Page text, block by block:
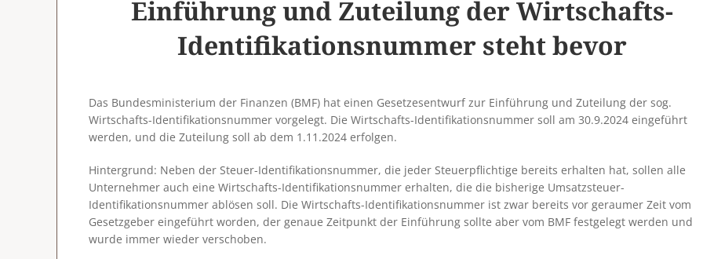
Einführung und Zuteilung der Wirtschafts-
Identifikationsnummer steht bevor
Das Bundesministerium der Finanzen (BMF) hat einen Gesetzesentwurf zur Einführung und Zuteilung der sog.
Wirtschafts-Identifikationsnummer vorgelegt. Die Wirtschafts-Identifikationsnummer soll am 30.9.2024 eingeführt
werden, und die Zuteilung soll ab dem 1.11.2024 erfolgen.
Hintergrund: Neben der Steuer-Identifikationsnummer, die jeder Steuerpflichtige bereits erhalten hat, sollen alle
Unternehmer auch eine Wirtschafts-Identifikationsnummer erhalten, die die bisherige Umsatzsteuer-
Identifikationsnummer ablösen soll. Die Wirtschafts-Identifikationsnummer ist zwar bereits vor geraumer Zeit vom
Gesetzgeber eingeführt worden, der genaue Zeitpunkt der Einführung sollte aber vom BMF festgelegt werden und
wurde immer wieder verschoben.